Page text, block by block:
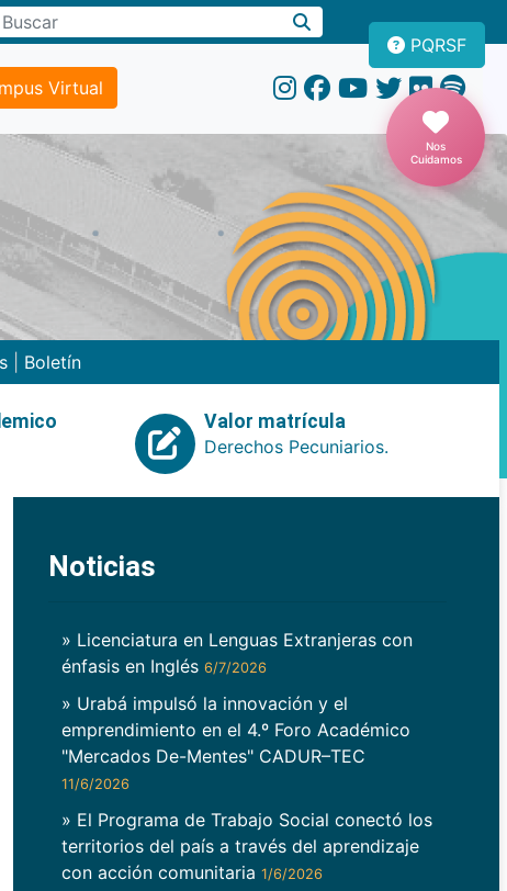
Virtual
PQRSF
Nos
Cuidamos
Boletín
Valor matrícula
Derechos Pecuniarios.
Noticias
» Licenciatura en Lenguas Extranjeras con
énfasis en Inglés 6/7/2026
» Urabá impulsó la innovación y el
emprendimiento en el 4.º Foro Académico
"Mercados De-Mentes" CADUR–TEC
11/6/2026
» El Programa de Trabajo Social conectó los
territorios del país a través del aprendizaje
con acción comunitaria 1/6/2026